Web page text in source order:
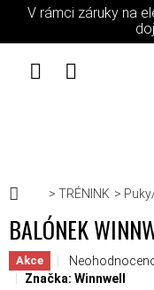
Přejít na obsah
V rámci záruky na
Domů
TRÉNINK
BALÓNEK
Akce Průměrné
Značka: Winnwell